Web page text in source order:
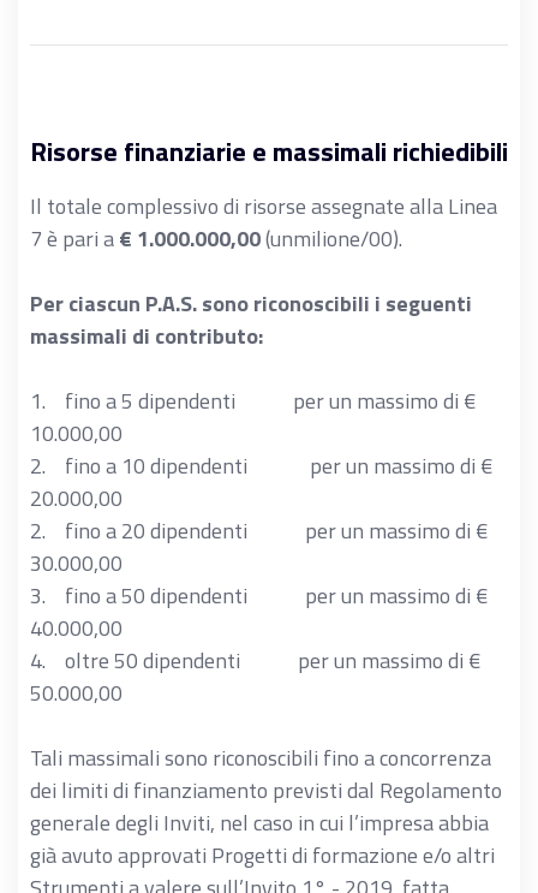
Risorse finanziarie e massimali richiedibili
Il totale complessivo di risorse assegnate alla Linea
7 è pari a€ 1.000.000,00(unmilione/00).
Per ciascun P.A.S. sono riconoscibili i seguenti
massimali di contributo:
1. fino a 5 dipendenti per un massimo di €
10.000,00
2. fino a 10 dipendenti per un massimo di €
20.000,00
2. fino a 20 dipendenti per un massimo di €
30.000,00
3. fino a 50 dipendenti per un massimo di €
40.000,00
4. oltre 50 dipendenti per un massimo di €
50.000,00
Tali massimali sono riconoscibili fino a concorrenza
dei limiti di finanziamento previsti dal Regolamento
generale degli Inviti, nel caso in cui l’impresa abbia
già avuto approvati Progetti di formazione e/o altri